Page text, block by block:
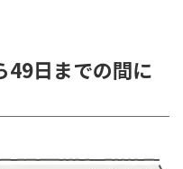
49日までの間に